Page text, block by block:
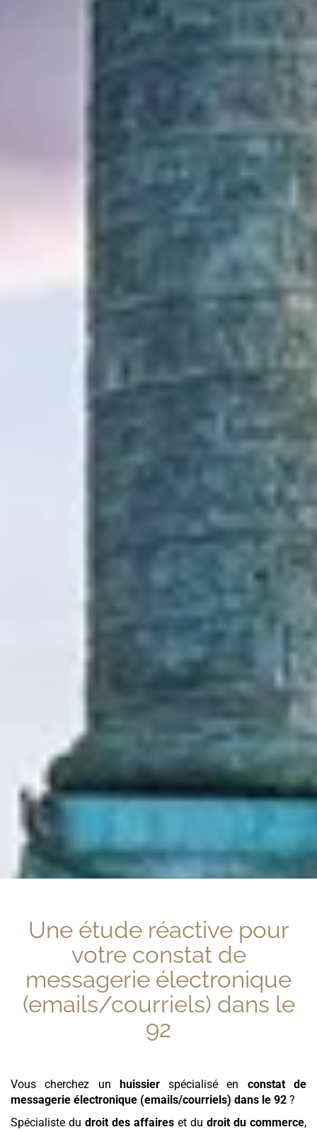
Une étude réactive pour
votre constat de
messagerie électronique
(emails/courriels) dans le
92
Vous cherchez un huissierspécialisé en constat de
messagerie électronique (emails/courriels) dans le 92 ?
Spécialiste du droit des affaires et du droit du commerce,